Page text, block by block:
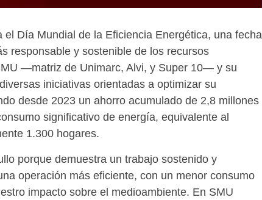
Día Mundial de la Eficiencia Energética, una fecha
responsable y sostenible de los recursos
—matriz de Unimarc, Alvi, y Super 10— y su
iniciativas orientadas a optimizar su
desde 2023 un ahorro acumulado de 2,8 millones
significativo de energía, equivalente al
1.300 hogares.
porque demuestra un trabajo sostenido y
operación más eficiente, con un menor consumo
impacto sobre el medioambiente. En SMU